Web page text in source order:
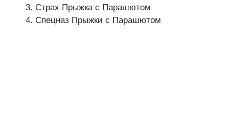
Страх Прыжка с Парашютом
Спецназ Прыжки с Парашютом